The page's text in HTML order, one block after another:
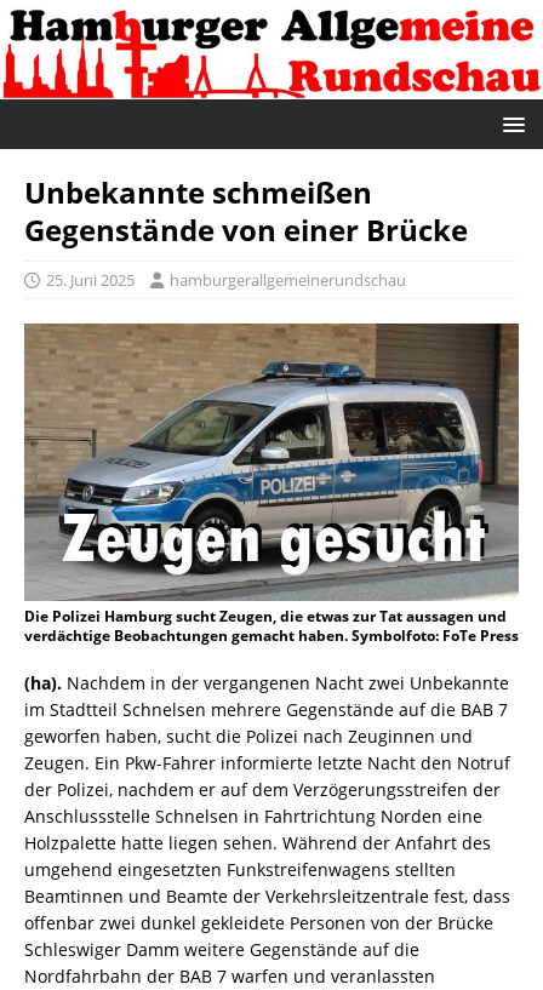
Unbekannte schmeißen
Gegenstände von einer Brücke
25. Juni 2025 hamburgerallgemeinerundschau
Die Polizei Hamburg sucht Zeugen, die etwas zur Tat aussagen und
verdächtige Beobachtungen gemacht haben. Symbolfoto: FoTe Press
(ha). Nachdem in der vergangenen Nacht zwei Unbekannte
im Stadtteil Schnelsen mehrere Gegenstände auf die BAB 7
geworfen haben, sucht die Polizei nach Zeuginnen und
Zeugen. Ein Pkw-Fahrer informierte letzte Nacht den Notruf
der Polizei, nachdem er auf dem Verzögerungsstreifen der
Anschlussstelle Schnelsen in Fahrtrichtung Norden eine
Holzpalette hatte liegen sehen. Während der Anfahrt des
umgehend eingesetzten Funkstreifenwagens stellten
Beamtinnen und Beamte der Verkehrsleitzentrale fest, dass
offenbar zwei dunkel gekleidete Personen von der Brücke
Schleswiger Damm weitere Gegenstände auf die
Nordfahrbahn der BAB 7 warfen und veranlassten